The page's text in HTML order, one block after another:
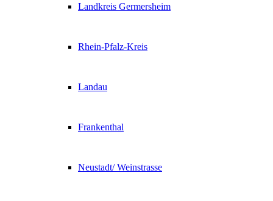
Landkreis Germersheim
Rhein-Pfalz-Kreis
Landau
Frankenthal
Neustadt/ Weinstrasse